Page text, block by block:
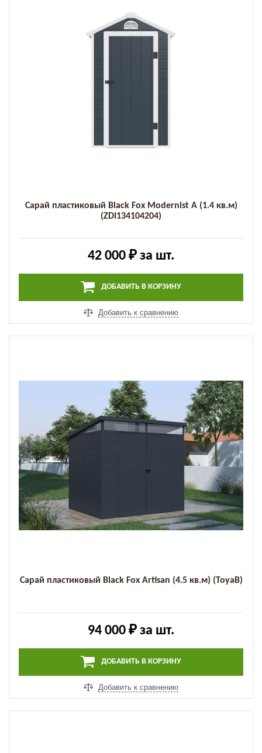
Сарай пластиковый Black Fox Modernist A (1.4 кв.м)
(ZDI134104204)
42 000 ₽ за шт.
ДОБАВИТЬ В КОРЗИНУ
Добавить к сравнению
Сарай пластиковый Black Fox Artisan (4.5 кв.м) (ToyaB)
94 000 ₽ за шт.
ДОБАВИТЬ В КОРЗИНУ
Добавить к сравнению